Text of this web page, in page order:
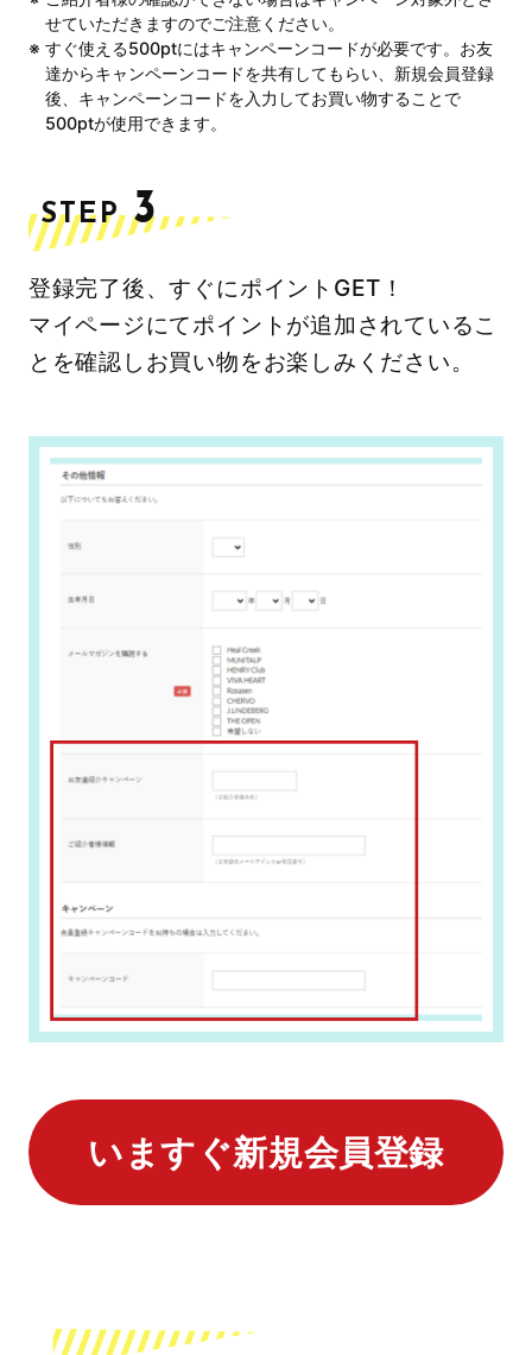
せていただきますのでご注意ください。
すぐ使える500ptにはキャンペーンコードが必要です。お友
達からキャンペーンコードを共有してもらい、 新規会員登録
後、キャンペーンコードを入力してお買い物することで
500ptが使用できます。
STEP 3
登録完了後、すぐにポイントGET！
マイページにてポイントが追加されているこ
とを確認しお買い物をお楽しみください。
いますぐ新規会員登録